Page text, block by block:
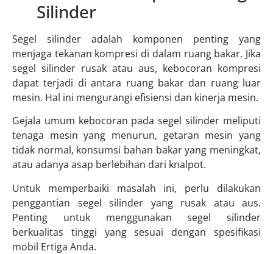
Silinder
Segel silinder adalah komponen penting yang
menjaga tekanan kompresi di dalam ruang bakar. Jika
segel silinder rusak atau aus, kebocoran kompresi
dapat terjadi di antara ruang bakar dan ruang luar
mesin. Hal ini mengurangi efisiensi dan kinerja mesin.
Gejala umum kebocoran pada segel silinder meliputi
tenaga mesin yang menurun, getaran mesin yang
tidak normal, konsumsi bahan bakar yang meningkat,
atau adanya asap berlebihan dari knalpot.
Untuk memperbaiki masalah ini, perlu dilakukan
penggantian segel silinder yang rusak atau aus.
Penting untuk menggunakan segel silinder
berkualitas tinggi yang sesuai dengan spesifikasi
mobil Ertiga Anda.